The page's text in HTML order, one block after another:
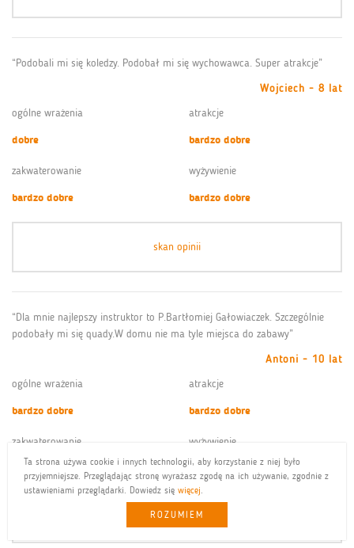
Ta strona używa cookie i innych technologii, aby korzystanie z niej było
przyjemniejsze. Przeglądając stronę wyrażasz zgodę na ich używanie, zgodnie z
ustawieniami przeglądarki. Dowiedz się więcej.
ROZUMIEM
“Podobali mi się koledzy. Podobał mi się wychowawca. Super atrakcje”
Wojciech - 8 lat
ogólne wrażenia
dobre
atrakcje
bardzo dobre
zakwaterowanie
bardzo dobre
wyżywienie
bardzo dobre
skan opinii
“Dla mnie najlepszy instruktor to P.Bartłomiej Gałowiaczek. Szczególnie
podobały mi się quady.W domu nie ma tyle miejsca do zabawy”
Antoni - 10 lat
ogólne wrażenia
bardzo dobre
atrakcje
bardzo dobre
zakwaterowanie
bardzo dobre
wyżywienie
dobre
skan opinii